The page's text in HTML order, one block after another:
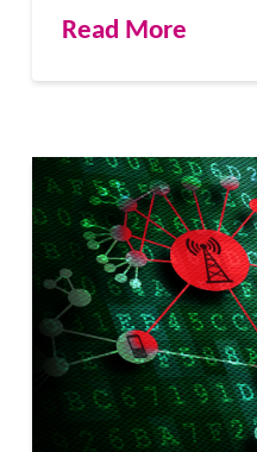
Read More